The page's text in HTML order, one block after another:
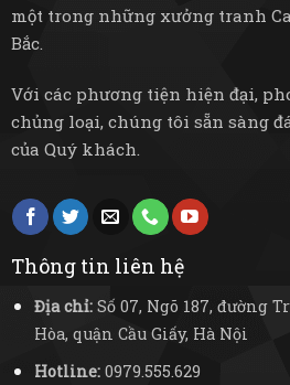
một trong những xưởng tranh
Bắc.
Với các phương tiện hiện đại,
chủng loại, chúng tôi sẵn sàng
của Quý khách.
Thông tin liên hệ
Địa chỉ:Số 07, Ngõ 187, đường
Hòa, quận Cầu Giấy, Hà Nội
Hotline:0979.555.629